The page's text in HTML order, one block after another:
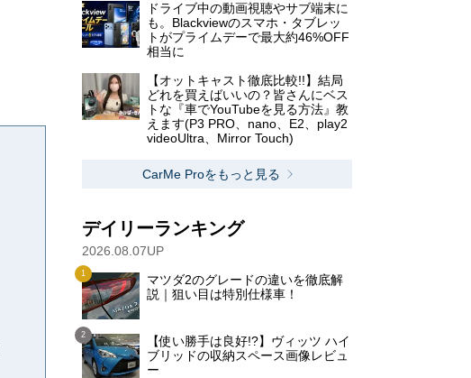
ドライブ中の動画視聴やサブ端末に
も。Blackviewのスマホ・タブレッ
トがプライムデーで最大約46%OFF
相当に
【オットキャスト徹底比較!!】結局
どれを買えばいいの？皆さんにベス
トな『車でYouTubeを見る方法』教
えます(P3 PRO、nano、E2、play2
videoUltra、Mirror Touch)
CarMe Proをもっと見る
デイリーランキング
2026.08.07UP
マツダ2のグレードの違いを徹底解
説｜狙い目は特別仕様車！
【使い勝手は良好!?】ヴィッツ ハイ
ブリッドの収納スペース画像レビュ
ー